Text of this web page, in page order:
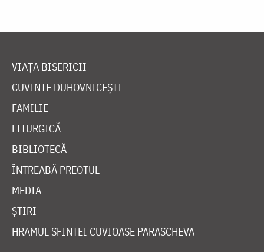
VIAȚA BISERICII
CUVINTE DUHOVNICEȘTI
FAMILIE
LITURGICĂ
BIBLIOTECĂ
ÎNTREABĂ PREOTUL
MEDIA
ȘTIRI
HRAMUL SFINTEI CUVIOASE PARASCHEVA